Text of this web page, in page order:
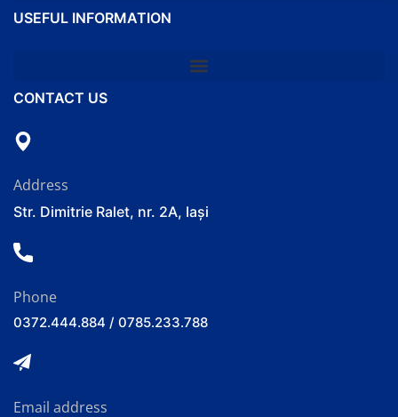
USEFUL INFORMATION
CONTACT US
Address
Str. Dimitrie Ralet, nr. 2A, Iași
Phone
0372.444.884 / 0785.233.788
Email address